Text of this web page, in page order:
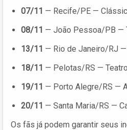
07/11 — Recife/PE —
08/11 — João Pessoa/PB —
13/11 — Rio de Janeiro/RJ
18/11 — Pelotas/RS —
19/11 — Porto Alegre/RS —
20/11 — Santa Maria/RS —
Os fãs já podem garantir seus